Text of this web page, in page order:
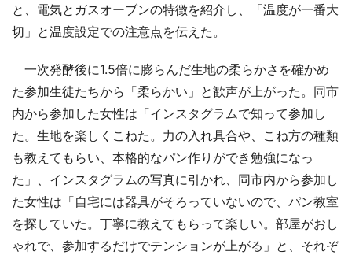
と、電気とガスオーブンの特徴を紹介し、「温度が一番大
切」と温度設定での注意点を伝えた。
一次発酵後に1.5倍に膨らんだ生地の柔らかさを確かめ
た参加生徒たちから「柔らかい」と歓声が上がった。同市
内から参加した女性は「インスタグラムで知って参加し
た。生地を楽しくこねた。力の入れ具合や、こね方の種類
も教えてもらい、本格的なパン作りができ勉強になっ
た」、インスタグラムの写真に引かれ、同市内から参加し
た女性は「自宅には器具がそろっていないので、パン教室
を探していた。丁寧に教えてもらって楽しい。部屋がおし
ゃれで、参加するだけでテンションが上がる」と、それぞ